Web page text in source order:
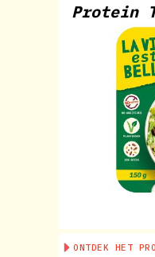
Protein
ONTDEK HET